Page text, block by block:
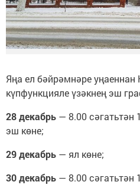
Яңа ел бәйрәмнәре
күпфункцияле үзәкнең эш
28 декабрь — 8.00 сәгатьтән
эш көне;
29 декабрь — ял көне;
30 декабрь — 8.00 сәгатьтән